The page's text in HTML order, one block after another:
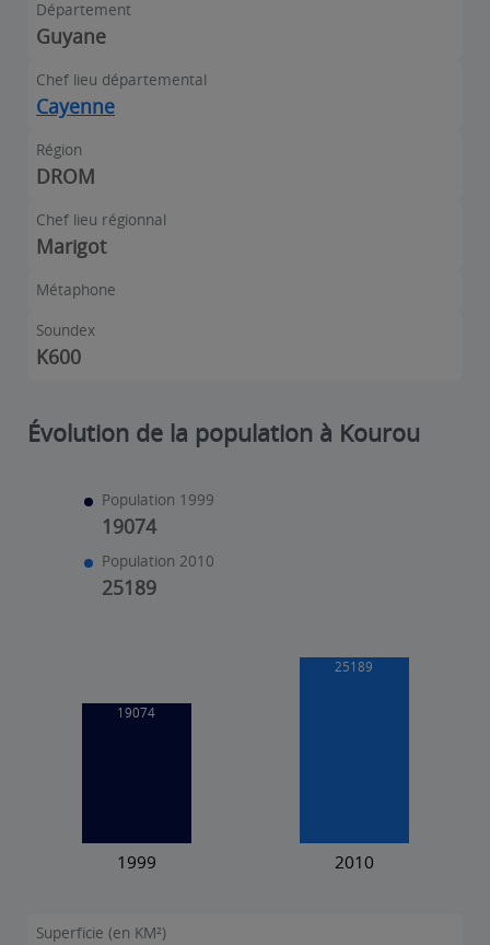
Département
Guyane
Chef lieu départemental
Cayenne
Région
DROM
Chef lieu régionnal
Marigot
Métaphone
Soundex
K600
Évolution de la population à Kourou
Population 1999
19074
Population 2010
25189
Superficie (en KM²)